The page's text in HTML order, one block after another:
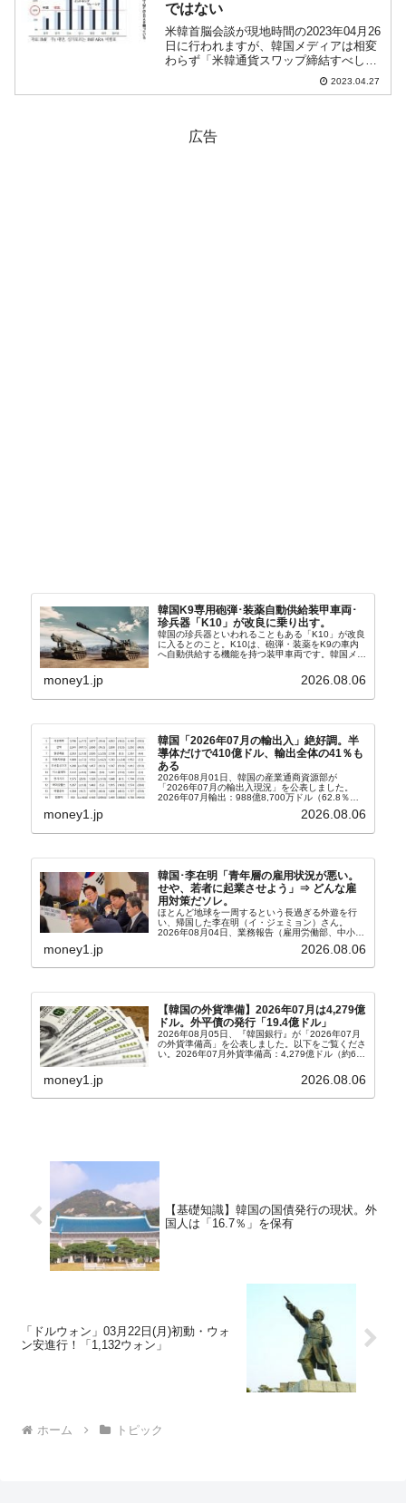
ではない
米韓首脳会談が現地時間の2023年04月26
日に行われますが、韓国メディアは相変
わらず「米韓通貨スワップ締結すべし」
を連呼しています。「すべし」も何も決
めるのはアメリカ合衆国。合衆国のニー
2023.04.27
広告
韓国K9専用砲弾･装薬自動供給装甲車両･
珍兵器「K10」が改良に乗り出す。
韓国の珍兵器といわれることもある「K10」が改良
に入るとのこと。K10は、砲弾・装薬をK9の車内
へ自動供給する機能を持つ装甲車両です。韓国メデ
から以下に一部を引きます。2005年に初めて...
money1.jp 2026.08.06
韓国「2026年07月の輸出入」絶好調。半
導体だけで410億ドル、輸出全体の41％も
ある
2026年08月01日、韓国の産業通商資源部が
「2026年07月の輸出入現況」を公表しました。
2026年07月輸出：988億8,700万ドル（62.8％）
輸入：685億6,300万ドル（26.5％）貿易収支：
money1.jp 2026.08.06
韓国･李在明「青年層の雇用状況が悪い。
せや、若者に起業させよう」⇒ どんな雇
用対策だソレ。
ほとんど地球を一周するという長過ぎる外遊を行
い、帰国した李在明（イ・ジェミョン）さん。
2026年08月04日、業務報告（雇用労働部、中小ベ
上、韓国大統領に成りおおせた李在明（イ・ジェミ
money1.jp 2026.08.06
【韓国の外貨準備】2026年07月は4,279億
ドル。外平債の発行「19.4億ドル」
2026年08月05日、『韓国銀行』が「2026年07月
の外貨準備高」を公表しました。以下をご覧くださ
い。2026年07月外貨準備高：4,279億ドル（約67
money1.jp 2026.08.06
【基礎知識】韓国の国債発行の現状。外
国人は「16.7％」を保有
「ドルウォン」03月22日(月)初動・ウォ
ン安進行！「1,132ウォン」
ホーム トピック